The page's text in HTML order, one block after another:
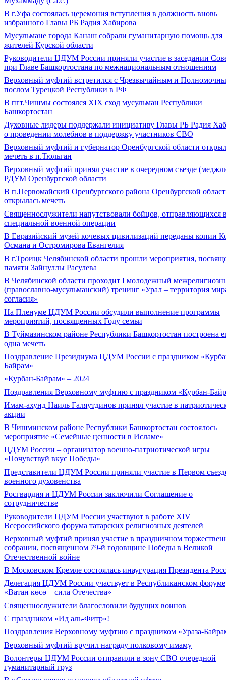
В г.Уфа состоялась церемония вступления в должность вновь
избранного Главы РБ Радия Хабирова
Мусульмане города Канаш собрали гуманитарную помощь для
жителей Курской области
Руководители ЦДУМ России приняли участие в заседании
при Главе Башкортостана по межнациональным отношениям
Верховный муфтий встретился с Чрезвычайным и
послом Турецкой Республики в РФ
В пгт.Чишмы состоялся XIX сход мусульман Республики
Башкортостан
Духовные лидеры поддержали инициативу Главы РБ Радия
о проведении молебнов в поддержку участников СВО
Верховный муфтий и губернатор Оренбургской области
мечеть в п.Тюльган
Верховный муфтий принял участие в очередном съезде
РДУМ Оренбургской области
В п.Первомайский Оренбургского района Оренбургской
открылась мечеть
Священнослужители напутствовали бойцов, отправляющихся
специальной военной операции
В Евразийский музей кочевых цивилизаций переданы копии
Османа и Остромирова Евангелия
В г.Троицк Челябинской области прошли мероприятия,
памяти Зайнуллы Расулева
В Челябинской области проходит I молодежный
(православно-мусульманский) тренинг «Урал – территория
согласия»
На Пленуме ЦДУМ России обсудили выполнение программы
мероприятий, посвященных Году семьи
В Туймазинском районе Республики Башкортостан построена
одна мечеть
Поздравление Президиума ЦДУМ России с праздником
Байрам»
«Курбан-Байрам» – 2024
Поздравления Верховному муфтию с праздником «Курбан-
Имам-ахунд Наиль Галяутдинов принял участие в
акции
В Чишминском районе Республики Башкортостан состоялось
мероприятие «Семейные ценности в Исламе»
ЦДУМ России – организатор военно-патриотической игры
«Почувствуй вкус Победы»
Представители ЦДУМ России приняли участие в Первом
военного духовенства
Росгвардия и ЦДУМ России заключили Соглашение о
сотрудничестве
Руководители ЦДУМ России участвуют в работе XIV
Всероссийского форума татарских религиозных деятелей
Верховный муфтий принял участие в праздничном
собрании, посвященном 79-й годовщине Победы в Великой
Отечественной войне
В Московском Кремле состоялась инаугурация Президента
Делегация ЦДУМ России участвует в Республиканском форуме
«Ватан көсө – сила Отечества»
Священнослужители благословили будущих воинов
С праздником «Ид аль-Фитр»!
Поздравления Верховному муфтию с праздником «Ураза-
Верховный муфтий вручил награду полковому имаму
Волонтеры ЦДУМ России отправили в зону СВО очередной
гуманитарный груз